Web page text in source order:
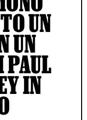
UN
UN
PAUL
IN